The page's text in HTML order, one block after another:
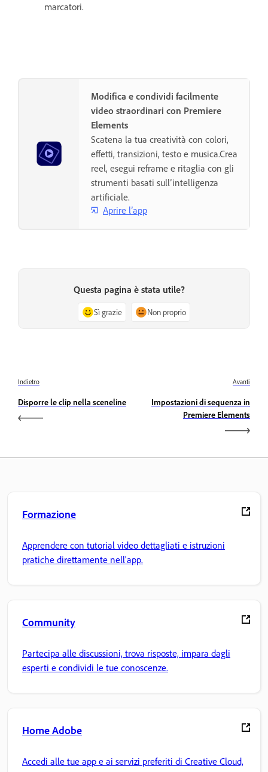
marcatori.
Modifica e condividi facilmente
video straordinari con Premiere
Elements
Scatena la tua creatività con colori,
effetti, transizioni, testo e musica.Crea
reel, esegui reframe e ritaglia con gli
strumenti basati sull’intelligenza
artificiale.
Aprire l’app
Questa pagina è stata utile?
Sì grazie Non proprio
Indietro
Disporre le clip nella sceneline
Avanti
Impostazioni di sequenza in
Premiere Elements
Formazione
Apprendere con tutorial video dettagliati e istruzioni
pratiche direttamente nell'app.
Community
Partecipa alle discussioni, trova risposte, impara dagli
esperti e condividi le tue conoscenze.
Home Adobe
Accedi alle tue app e ai servizi preferiti di Creative Cloud,